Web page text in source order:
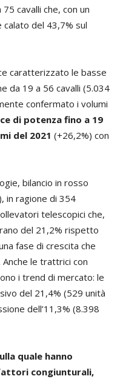
cavalli che, con un
del 43,7% sul
caratterizzato le basse
da 19 a 56 cavalli (5.034
confermato i volumi
di potenza fino a 19
del 2021 (+26,2%) con
bilancio in rosso
in ragione di 354
telescopici che,
del 21,2% rispetto
fase di crescita che
le trattrici con
i trend di mercato: le
del 21,4% (529 unità
dell’11,3% (8.398
quale hanno
congiunturali,